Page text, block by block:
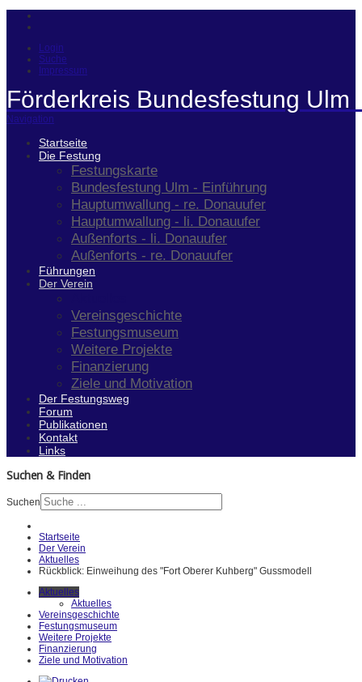
Login
Suche
Impressum
Förderkreis Bundesfestung Ulm
Navigation
Startseite
Die Festung
Festungskarte
Bundesfestung Ulm - Einführung
Hauptumwallung - re. Donauufer
Hauptumwallung - li. Donauufer
Außenforts - li. Donauufer
Außenforts - re. Donauufer
Führungen
Der Verein
Vereinsgeschichte
Festungsmuseum
Weitere Projekte
Finanzierung
Ziele und Motivation
Der Festungsweg
Forum
Publikationen
Kontakt
Links
Suchen & Finden
Suchen
Startseite
Der Verein
Aktuelles
Rückblick: Einweihung des "Fort Oberer Kuhberg" Gussmodell
Aktuelles
Aktuelles
Vereinsgeschichte
Festungsmuseum
Weitere Projekte
Finanzierung
Ziele und Motivation